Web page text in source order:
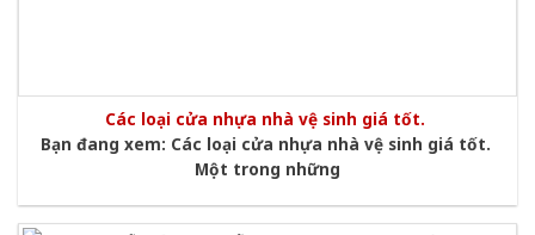
Các loại cửa nhựa nhà vệ sinh giá tốt.
Bạn đang xem: Các loại cửa nhựa nhà vệ sinh giá tốt.
Một trong những